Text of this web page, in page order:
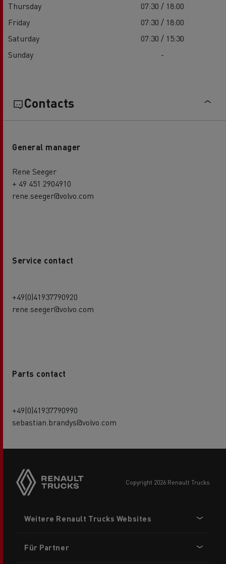
Thursday
07:30 / 18:00
Friday
07:30 / 18:00
Saturday
07:30 / 15:30
Sunday
-
Contacts
General manager
Rene Seeger
+ 49 451 2904910
rene.seeger@volvo.com
Service contact
+49(0)41937790920
rene.seeger@volvo.com
Parts contact
+49(0)41937790990
sebastian.brandys@volvo.com
buttons
copyright 2026 Renault Trucks
menu
Weitere Renault Trucks Websites
Für Partner